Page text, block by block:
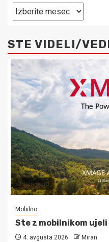
Pretekle
objave
STE VIDELI/
3 min read
Mobilno
Ste z mobilnikom
4. avgusta 2026 Miran